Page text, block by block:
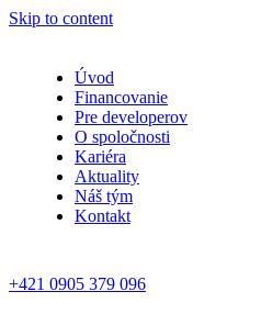
Skip to content
Úvod
Financovanie
Pre developerov
O spoločnosti
Kariéra
Aktuality
Náš tým
Kontakt
+421 0905 379 096